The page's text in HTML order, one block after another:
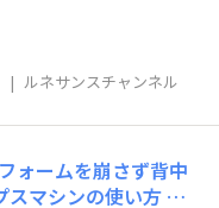
| ルネサンスチャンネル
ォームを崩さず背中
スマシンの使い方 ル